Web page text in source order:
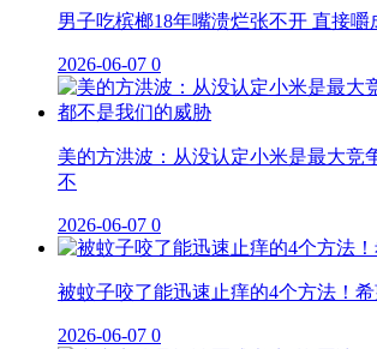
男子吃槟榔18年嘴溃烂张不开 直接
2026-06-07 0
美的方洪波：从没认定小米是最大竞
不
2026-06-07 0
被蚊子咬了能迅速止痒的4个方法！
2026-06-07 0